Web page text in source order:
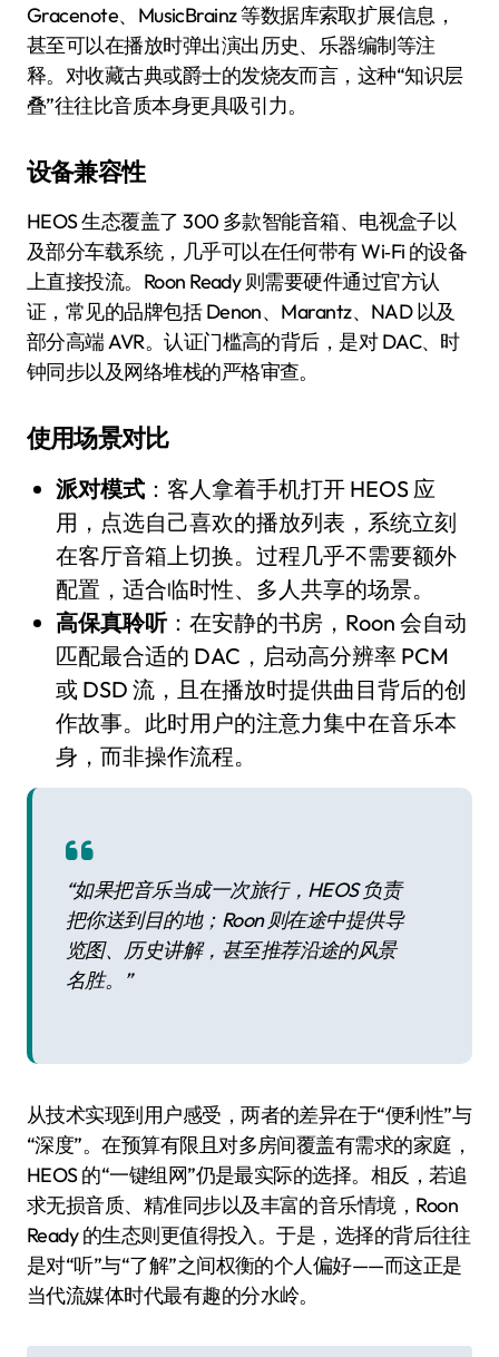
Gracenote、MusicBrainz 等数据库索取扩展信息，
甚至可以在播放时弹出演出历史、乐器编制等注
释。对收藏古典或爵士的发烧友而言，这种“知识层
叠”往往比音质本身更具吸引力。
设备兼容性
HEOS 生态覆盖了 300 多款智能音箱、电视盒子以
及部分车载系统，几乎可以在任何带有 Wi‑Fi 的设备
上直接投流。Roon Ready 则需要硬件通过官方认
证，常见的品牌包括 Denon、Marantz、NAD 以及
部分高端 AVR。认证门槛高的背后，是对 DAC、时
钟同步以及网络堆栈的严格审查。
使用场景对比
派对模式：客人拿着手机打开 HEOS 应
用，点选自己喜欢的播放列表，系统立刻
在客厅音箱上切换。过程几乎不需要额外
配置，适合临时性、多人共享的场景。
高保真聆听：在安静的书房，Roon 会自动
匹配最合适的 DAC，启动高分辨率 PCM
或 DSD 流，且在播放时提供曲目背后的创
作故事。此时用户的注意力集中在音乐本
身，而非操作流程。
“如果把音乐当成一次旅行，HEOS 负责
把你送到目的地；Roon 则在途中提供导
览图、历史讲解，甚至推荐沿途的风景
名胜。”
从技术实现到用户感受，两者的差异在于“便利性”与
“深度”。在预算有限且对多房间覆盖有需求的家庭，
HEOS 的“一键组网”仍是最实际的选择。相反，若追
求无损音质、精准同步以及丰富的音乐情境，Roon
Ready 的生态则更值得投入。于是，选择的背后往往
是对“听”与“了解”之间权衡的个人偏好——而这正是
当代流媒体时代最有趣的分水岭。